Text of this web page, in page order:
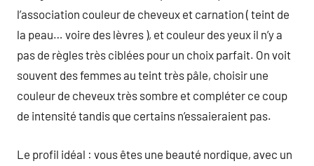
l’association couleur de cheveux et carnation ( teint de
la peau… voire des lèvres ), et couleur des yeux il n’y a
pas de règles très ciblées pour un choix parfait. On voit
souvent des femmes au teint très pâle, choisir une
couleur de cheveux très sombre et compléter ce coup
de intensité tandis que certains n’essaieraient pas.
Le profil idéal : vous êtes une beauté nordique, avec un